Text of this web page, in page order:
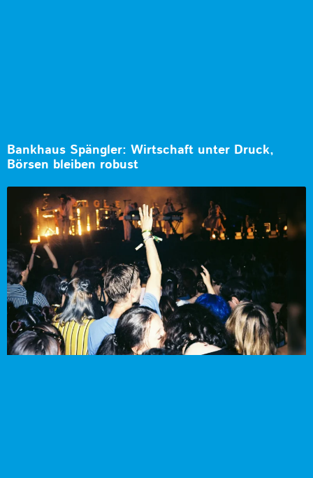
Bankhaus Spängler: Wirtschaft unter Druck,
Börsen bleiben robust